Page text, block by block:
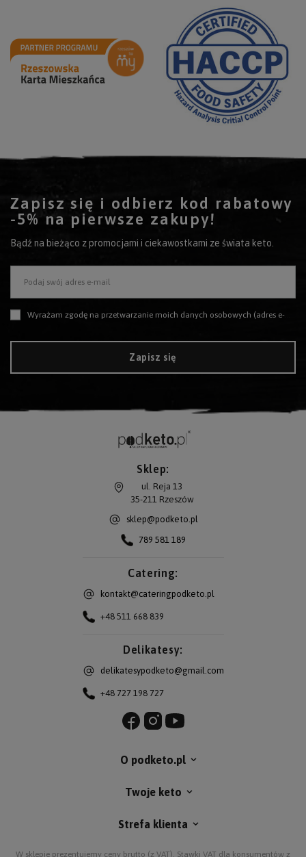
Zapisz się i odbierz kod rabatowy
-5% na pierwsze zakupy!
Bądź na bieżąco z promocjami i ciekawostkami ze świata keto.
Podaj swój adres e-mail
Wyrażam zgodę na przetwarzanie moich danych osobowych (adres e-mail) na potrzeby wysyłki newslettera z informacją handlową (marketing). Więcej w
Zapisz się
Sklep:
ul. Reja 13
35-211Rzeszów
sklep@podketo.pl
789 581 189
Catering:
kontakt@cateringpodketo.pl
+48 511 668 839
Delikatesy:
delikatesypodketo@gmail.com
+48 727 198 727
O podketo.pl
Twoje keto
Strefa klienta
W sklepie prezentujemy ceny brutto (z VAT). Stawki VAT dla konsumentów z